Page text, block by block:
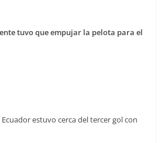
tuvo que empujar la pelota para el
estuvo cerca del tercer gol con